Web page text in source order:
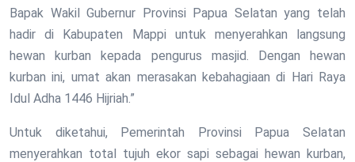
Bapak Wakil Gubernur Provinsi Papua Selatan yang telah
hadir di Kabupaten Mappi untuk menyerahkan langsung
hewan kurban kepada pengurus masjid. Dengan hewan
kurban ini, umat akan merasakan kebahagiaan di Hari Raya
Idul Adha 1446 Hijriah.”
Untuk diketahui, Pemerintah Provinsi Papua Selatan
menyerahkan total tujuh ekor sapi sebagai hewan kurban,